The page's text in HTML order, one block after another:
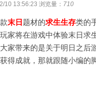
10 13:56:23 浏览量： 710
末日 题材的求生生存类的
家将在游戏中体验末日求
家带来的是关于明日之后
得成就，那就跟随小编的